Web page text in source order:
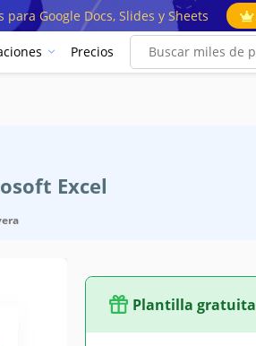
Google Docs, Slides y Sheets
Precios
Excel
Plantilla gratuita